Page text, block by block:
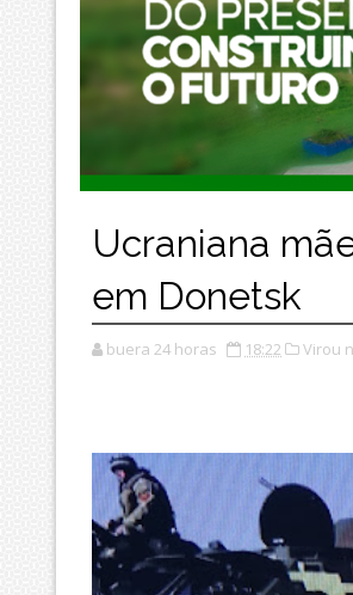
Ucraniana
em Donetsk
buera 24 horas 18:22 Virou